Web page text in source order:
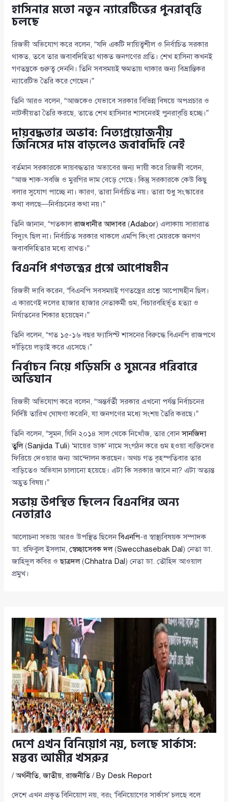
হাসিনার মতো নতুন ন্যারেটিভের পুনরাবৃত্তি
চলছে
রিজভী অভিযোগ করে বলেন, “যদি একটি দায়িত্বশীল ও নির্বাচিত সরকার
থাকত, তবে তার জবাবদিহিতা থাকত জনগণের প্রতি। শেখ হাসিনা কখনই
গণতন্ত্রকে গুরুত্ব দেননি। তিনি সবসময়ই ক্ষমতায় থাকার জন্য বিভ্রান্তিকর
ন্যারেটিভ তৈরি করে গেছেন।”
তিনি আরও বলেন, “আজকেও যেভাবে সরকার বিভিন্ন বিষয়ে অপপ্রচার ও
নাটকীয়তা তৈরি করছে, তাতে শেখ হাসিনার শাসনেরই পুনরাবৃত্তি হচ্ছে।”
দায়বদ্ধতার অভাব: নিত্যপ্রয়োজনীয়
জিনিসের দাম বাড়লেও জবাবদিহি নেই
বর্তমান সরকারকে দায়বদ্ধতার অভাবের জন্য দায়ী করে রিজভী বলেন,
“আজ শাক-সবজি ও মুরগির দাম বেড়ে গেছে। কিন্তু সরকারকে কেউ কিছু
বলার সুযোগ পাচ্ছে না। কারণ, তারা নির্বাচিত নয়। তারা শুধু সংস্কারের
কথা বলছে—নির্বাচনের কথা নয়।”
তিনি জানান, “গতকালরাজধানীর আদাবর (Adabor) এলাকায় সারারাত
বিদ্যুৎ ছিল না। নির্বাচিত সরকার থাকলে এমপি কিংবা মেয়রকে জনগণ
জবাবদিহিতার মধ্যে রাখত।”
বিএনপি গণতন্ত্রের প্রশ্নে আপোষহীন
রিজভী দাবি করেন, “বিএনপি সবসময়ই গণতন্ত্রের প্রশ্নে আপোষহীন ছিল।
এ কারণেই দলের হাজার হাজার নেতাকর্মী গুম, বিচারবহির্ভূত হত্যা ও
নির্যাতনের শিকার হয়েছেন।”
তিনি বলেন, “গত ১৫-১৬ বছর ফ্যাসিস্ট শাসনের বিরুদ্ধে বিএনপি রাজপথে
দাঁড়িয়ে লড়াই করে এসেছে।”
নির্বাচন নিয়ে গড়িমসি ও সুমনের পরিবারে
অভিযান
রিজভী অভিযোগ করে বলেন, “অন্তর্বর্তী সরকার এখনো পর্যন্ত নির্বাচনের
নির্দিষ্ট তারিখ ঘোষণা করেনি, যা জনগণের মধ্যে সংশয় তৈরি করছে।”
তিনি বলেন, “সুমন, যিনি ২০১৪ সাল থেকে নিখোঁজ, তার বোনসানজিদা
তুলি(Sanjida Tuli) ‘মায়ের ডাক’ নামে সংগঠন করে গুম হওয়া ব্যক্তিদের
ফিরিয়ে দেওয়ার জন্য আন্দোলন করছেন। অথচ গত বৃহস্পতিবার তার
বাড়িতেও অভিযান চালানো হয়েছে। এটা কি সরকার জানে না? এটা অত্যন্ত
অদ্ভুত বিষয়।”
সভায় উপস্থিত ছিলেন বিএনপির অন্য
নেতারাও
আলোচনা সভায় আরও উপস্থিত ছিলেনবিএনপি-র স্বাস্থ্যবিষয়ক সম্পাদক
ডা. রফিকুল ইসলাম,স্বেচ্ছাসেবক দল(Swecchasebak Dal ) নেতা ডা.
জাহিদুল কবির ওছাত্রদল(Chhatra Dal ) নেতা ডা. তৌহিদ আওয়াল
প্রমুখ।
দেশে এখন বিনিয়োগ নয়, চলছে সার্কাস:
মন্তব্য আমীর খসরুর
/অর্থনীতি,জাতীয়,রাজনীতি/ By Desk Report
দেশে এখন প্রকৃত বিনিয়োগ নয়, বরং ‘বিনিয়োগের সার্কাস’ চলছে বলে